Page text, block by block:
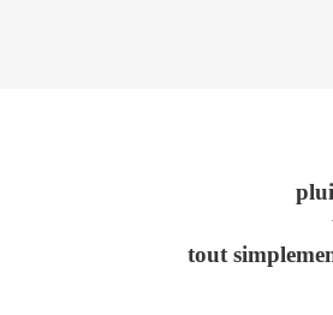
pluie de
toute
tout simplement